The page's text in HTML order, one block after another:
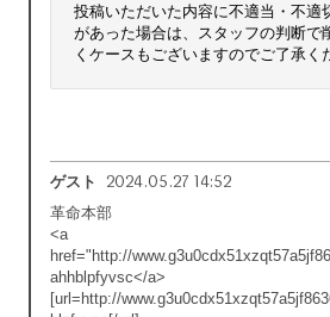
投稿いただいた内容に不適当・不適
があった場合は、スタッフの判断で
くケースもございますのでご了承く
ゲスト 2024.05.27 14:52
革命本部
<a
href="http://
ahhblpfyvsc</a>
[url=http://